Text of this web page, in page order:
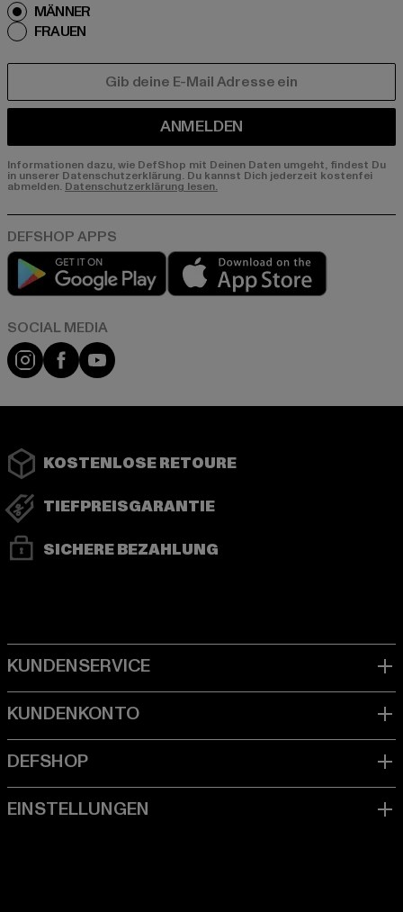
MÄNNER
FRAUEN
ANMELDEN
Informationen dazu, wie DefShop mit Deinen Daten umgeht, findest Du
in unserer Datenschutzerklärung. Du kannst Dich jederzeit kostenfei
abmelden. Datenschutzerklärung lesen.
Play market
Instagram
FacebookYouTube
KOSTENLOSE RETOURE
TIEFPREISGARANTIE
SICHERE BEZAHLUNG